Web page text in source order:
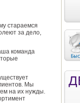
стараемся
за дело,
команда
Мы
на их нужды.